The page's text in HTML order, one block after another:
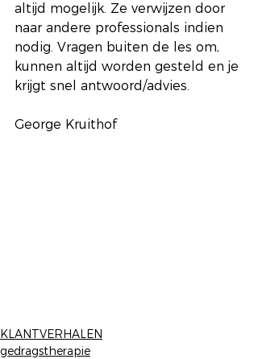
altijd mogelijk. Ze verwijzen door
naar andere professionals indien
nodig. Vragen buiten de les om,
kunnen altijd worden gesteld en je
krijgt snel antwoord/advies.
George Kruithof
KLANTVERHALEN
gedragstherapie